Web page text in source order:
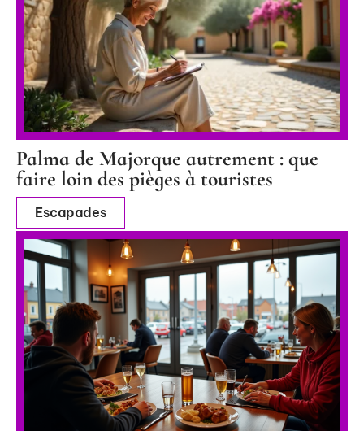
Palma de Majorque autrement : que
faire loin des pièges à touristes
Escapades